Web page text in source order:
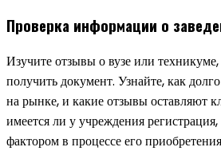
Проверка информации о
Изучите отзывы о вузе или
получить документ. Узнайте, как
на рынке, и какие отзывы оставляют
имеется ли у учреждения
фактором в процессе его